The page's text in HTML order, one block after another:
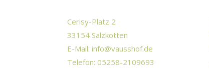
Cerisy-Platz 2
33154 Salzkotten
E-Mail:info@vausshof.de
Telefon: 05258-2109693